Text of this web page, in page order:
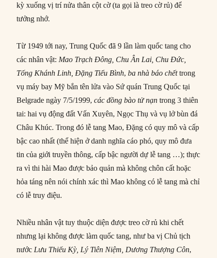
kỳ xuống vị trí nửa thân cột cờ (ta gọi là treo cờ rủ) để
tưởng nhớ.
Từ 1949 tới nay, Trung Quốc đã 9 lần làm quốc tang cho
các nhân vật: Mao Trạch Đông, Chu Ân Lai, Chu Đức,
Tống Khánh Linh, Đặng Tiểu Bình,ba nhà báo chếttrong
vụ máy bay Mỹ bắn tên lửa vào Sứ quán Trung Quốc tại
Belgrade ngày 7/5/1999,các đồng bào tử nạn trong 3 thiên
tai: hai vụ động đất Vấn Xuyên, Ngọc Thụ và vụ lở bùn đá
Châu Khúc. Trong đó lễ tang Mao, Đặng có quy mô và cấp
bậc cao nhất (thể hiện ở danh nghĩa cáo phó, quy mô đưa
tin của giới truyền thông, cấp bậc người dự lễ tang …); thực
ra vì thi hài Mao được bảo quản mà không chôn cất hoặc
hỏa táng nên nói chính xác thì Mao không có lễ tang mà chỉ
có lễ truy điệu.
Nhiều nhân vật tuy thuộc diện được treo cờ rủ khi chết
nhưng lại không được làm quốc tang, như ba vị Chủ tịch
nước Lưu Thiếu Kỳ, Lý Tiên Niệm, Dương Thượng Côn,